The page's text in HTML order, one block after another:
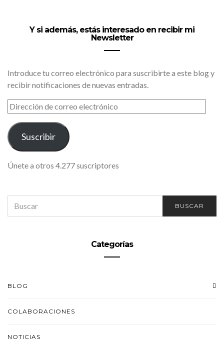
Y si además, estás interesado en recibir mi
Newsletter
Introduce tu correo electrónico para suscribirte a este blog y
recibir notificaciones de nuevas entradas.
DIRECCIÓN
DE
CORREO
ELECTRÓNICO
Suscribir
Únete a otros 4.277 suscriptores
FOR:
BUSCAR
Categorías
BLOG
COLABORACIONES
NOTICIAS